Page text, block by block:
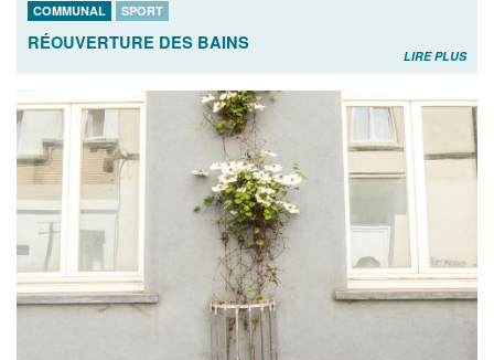
COMMUNAL SPORT
RÉOUVERTURE DES BAINS
LIRE PLUS